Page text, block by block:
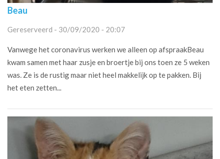
Beau
Gereserveerd - 30/09/2020 - 20:07
Vanwege het coronavirus werken we alleen op afspraakBeau
kwam samen met haar zusje en broertje bij ons toen ze 5 weken
was. Ze is de rustig maar niet heel makkelijk op te pakken. Bij
het eten zetten...